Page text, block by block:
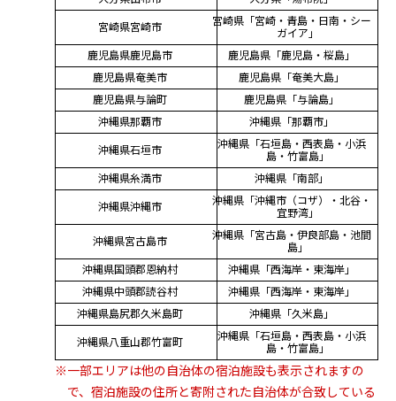
宮崎県宮崎市
宮崎県「宮崎・青島・日南・シー
ガイア」
鹿児島県鹿児島市
鹿児島県「鹿児島・桜島」
鹿児島県奄美市
鹿児島県「奄美大島」
鹿児島県与論町
鹿児島県「与論島」
沖縄県那覇市
沖縄県「那覇市」
沖縄県石垣市
沖縄県「石垣島・西表島・小浜
島・竹富島」
沖縄県糸満市
沖縄県「南部」
沖縄県沖縄市
沖縄県「沖縄市（コザ）・北谷・
宜野湾」
沖縄県宮古島市
沖縄県「宮古島・伊良部島・池間
島」
沖縄県国頭郡恩納村
沖縄県「西海岸・東海岸」
沖縄県中頭郡読谷村
沖縄県「西海岸・東海岸」
沖縄県島尻郡久米島町
沖縄県「久米島」
沖縄県八重山郡竹富町
沖縄県「石垣島・西表島・小浜
島・竹富島」
※一部エリアは他の自治体の宿泊施設も表示されますの
で、宿泊施設の住所と寄附された自治体が合致している